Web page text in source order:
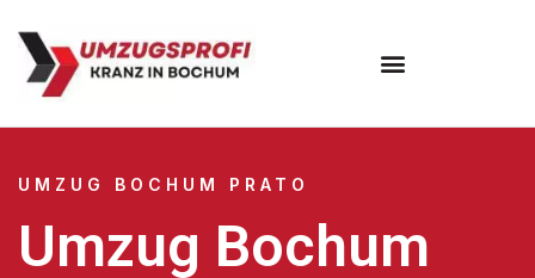
UMZUG BOCHUM PRATO
Umzug Bochum